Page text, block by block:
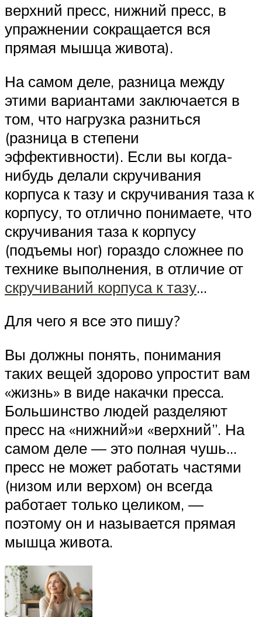
верхний пресс, нижний пресс, в
упражнении сокращается вся
прямая мышца живота).
На самом деле, разница между
этими вариантами заключается в
том, что нагрузка разниться
(разница в степени
эффективности). Если вы когда-
нибудь делали скручивания
корпуса к тазу и скручивания таза к
корпусу, то отлично понимаете, что
скручивания таза к корпусу
(подъемы ног) гораздо сложнее по
технике выполнения, в отличие от
скручиваний корпуса к тазу…
Для чего я все это пишу?
Вы должны понять, понимания
таких вещей здорово упростит вам
«жизнь» в виде накачки пресса.
Большинство людей разделяют
пресс на «нижний»и «верхний”. На
самом деле — это полная чушь…
пресс не может работать частями
(низом или верхом) он всегда
работает только целиком, —
поэтому он и называется прямая
мышца живота.